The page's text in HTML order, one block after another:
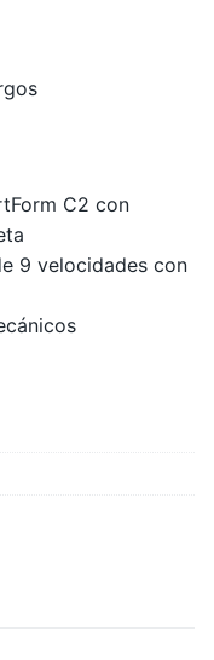
C2 con
9 velocidades con